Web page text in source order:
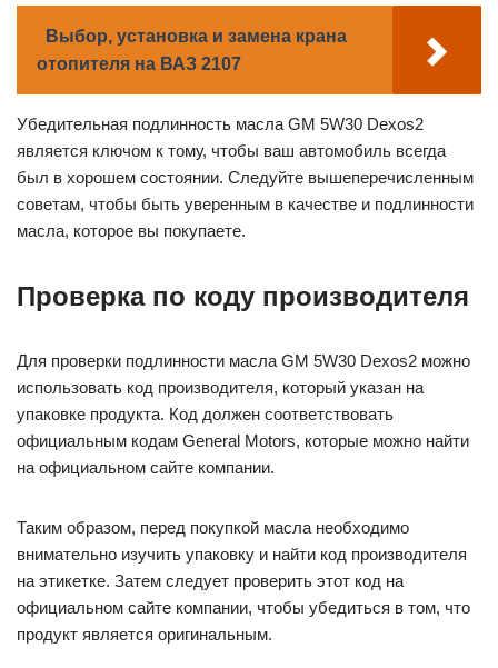
Выбор, установка и замена крана
отопителя на ВАЗ 2107
Убедительная подлинность масла GM 5W30 Dexos2
является ключом к тому, чтобы ваш автомобиль всегда
был в хорошем состоянии. Следуйте вышеперечисленным
советам, чтобы быть уверенным в качестве и подлинности
масла, которое вы покупаете.
Проверка по коду производителя
Для проверки подлинности масла GM 5W30 Dexos2 можно
использовать код производителя, который указан на
упаковке продукта. Код должен соответствовать
официальным кодам General Motors, которые можно найти
на официальном сайте компании.
Таким образом, перед покупкой масла необходимо
внимательно изучить упаковку и найти код производителя
на этикетке. Затем следует проверить этот код на
официальном сайте компании, чтобы убедиться в том, что
продукт является оригинальным.